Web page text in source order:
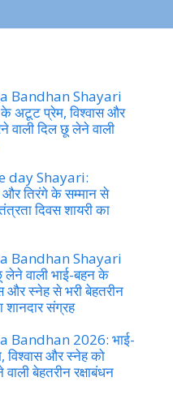
Bandhan Shayari
अटूट प्रेम, विश्वास और
वाली दिल छू लेने वाली
day Shayari:
तिरंगे के सम्मान से
दिवस शायरी का
Bandhan Shayari
वाली भाई-बहन के
और स्नेह से भरी बेहतरीन
शानदार संग्रह
Bandhan 2026: भाई-
और स्नेह को
बेहतरीन रक्षाबंधन